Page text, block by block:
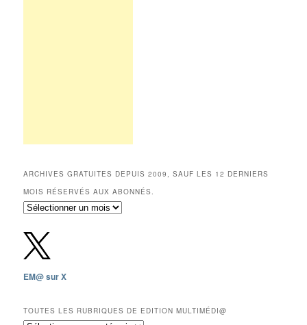
ARCHIVES GRATUITES DEPUIS 2009, SAUF LES 12 DERNIERS
MOIS RÉSERVÉS AUX ABONNÉS.
Archives
depuis
2009,
sauf
les
mois
EM@ sur X
TOUTES LES RUBRIQUES DE EDITION MULTIMÉDI@